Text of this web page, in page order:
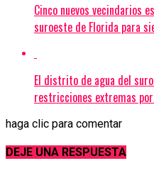
Cinco nuevos vecindarios
suroeste de Florida para
El distrito de agua del
restricciones extremas
haga clic para comentar
DEJE UNA RESPUESTA